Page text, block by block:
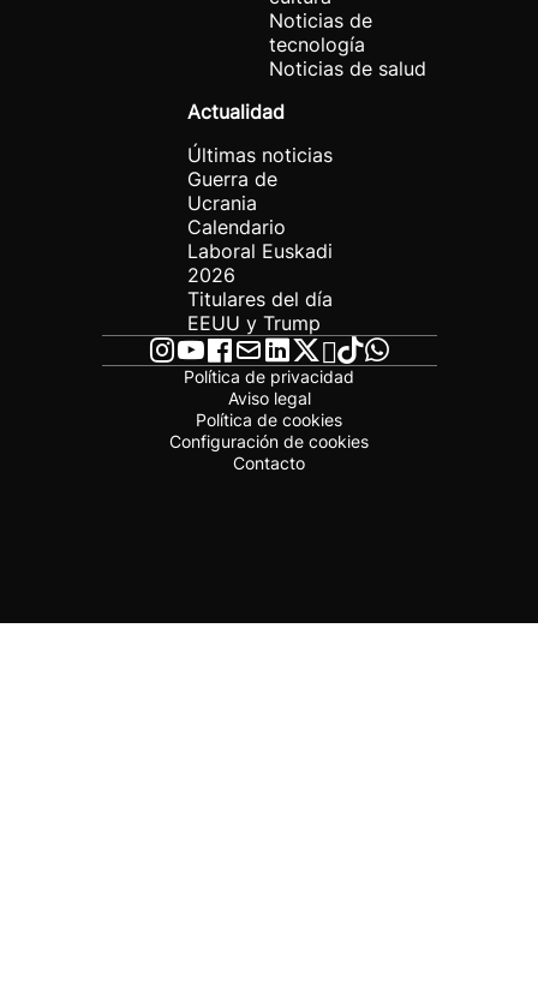
Noticias de
tecnología
Noticias de salud
Actualidad
Últimas noticias
Guerra de
Ucrania
Calendario
Laboral Euskadi
2026
Titulares del día
EEUU y Trump
Política de privacidad
Aviso legal
Política de cookies
Configuración de cookies
Contacto